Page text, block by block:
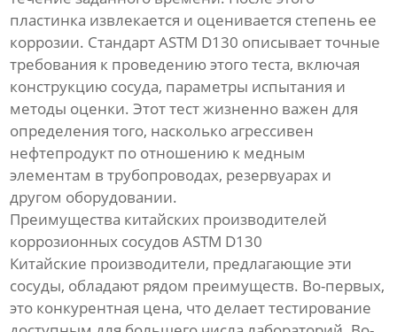
пластинка извлекается и оценивается степень ее
коррозии. Стандарт ASTM D130 описывает точные
требования к проведению этого теста, включая
конструкцию сосуда, параметры испытания и
методы оценки. Этот тест жизненно важен для
определения того, насколько агрессивен
нефтепродукт по отношению к медным
элементам в трубопроводах, резервуарах и
другом оборудовании.
Преимущества китайских производителей
коррозионных сосудов ASTM D130
Китайские производители, предлагающие эти
сосуды, обладают рядом преимуществ. Во-первых,
это конкурентная цена, что делает тестирование